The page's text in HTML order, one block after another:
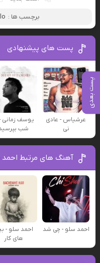
پست بعدی
برچسب ها :
پست های پیشنهادی
عرشیاس - عادی
نی
یوسف زمانی -
شب
آهنگ های مرتبط احمد
احمد سلو - چی شد
احمد سلو -
های کار